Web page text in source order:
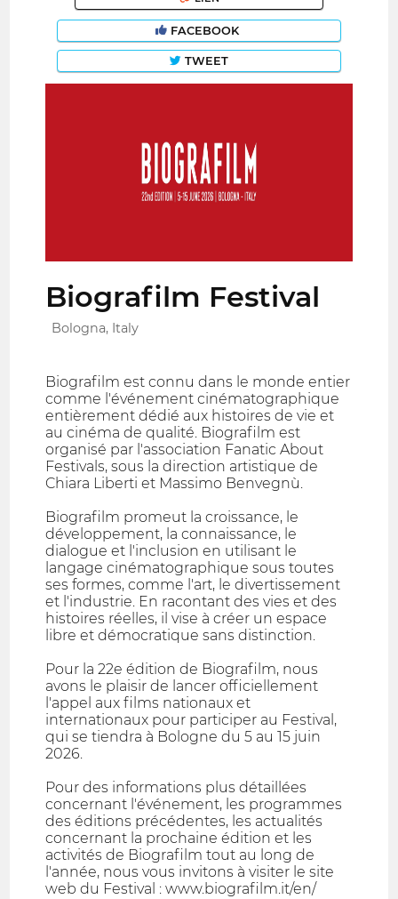
FACEBOOK
TWEET
Biografilm Festival
Bologna, Italy
Biografilm est connu dans le monde entier
comme l'événement cinématographique
entièrement dédié aux histoires de vie et
au cinéma de qualité. Biografilm est
organisé par l'association Fanatic About
Festivals, sous la direction artistique de
Chiara Liberti et Massimo Benvegnù.
Biografilm promeut la croissance, le
développement, la connaissance, le
dialogue et l'inclusion en utilisant le
langage cinématographique sous toutes
ses formes, comme l'art, le divertissement
et l'industrie. En racontant des vies et des
histoires réelles, il vise à créer un espace
libre et démocratique sans distinction.
Pour la 22e édition de Biografilm, nous
avons le plaisir de lancer officiellement
l'appel aux films nationaux et
internationaux pour participer au Festival,
qui se tiendra à Bologne du 5 au 15 juin
2026.
Pour des informations plus détaillées
concernant l'événement, les programmes
des éditions précédentes, les actualités
concernant la prochaine édition et les
activités de Biografilm tout au long de
l'année, nous vous invitons à visiter le site
web du Festival : www.biografilm.it/en/